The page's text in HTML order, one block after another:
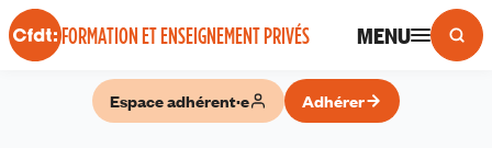
Panneau de gestion des cookies
FORMATION ET ENSEIGNEMENT PRIVÉS MENU
Espace adhérent·e Adhérer